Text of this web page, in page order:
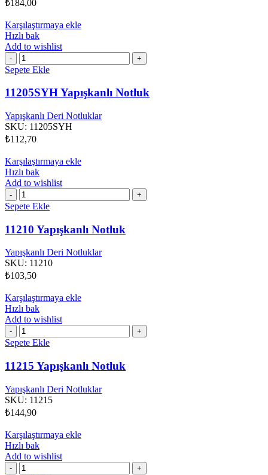
₺184,00
Karşılaştırmaya ekle
Hızlı bak
Add to wishlist
11205SYH
Yapışkanlı
adet
Sepete Ekle
11205SYH Yapışkanlı Notluk
Yapışkanlı Deri Notluklar
SKU: 11205SYH
₺112,70
Karşılaştırmaya ekle
Hızlı bak
Add to wishlist
11210
Yapışkanlı
adet
Sepete Ekle
11210 Yapışkanlı Notluk
Yapışkanlı Deri Notluklar
SKU: 11210
₺103,50
Karşılaştırmaya ekle
Hızlı bak
Add to wishlist
11215
Yapışkanlı
adet
Sepete Ekle
11215 Yapışkanlı Notluk
Yapışkanlı Deri Notluklar
SKU: 11215
₺144,90
Karşılaştırmaya ekle
Hızlı bak
Add to wishlist
11220KRM